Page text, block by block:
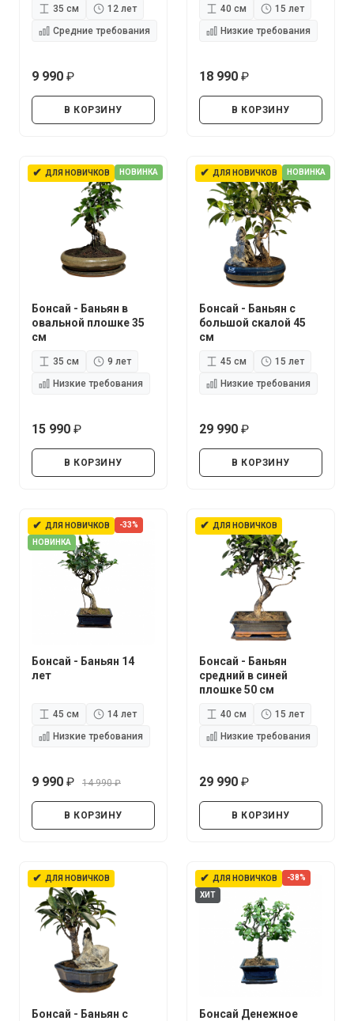
35 см
12 лет
Средние требования
9 990
В КОРЗИНУ
40 см
15 лет
Низкие требования
18 990
В КОРЗИНУ
✔ ДЛЯ НОВИЧКОВ НОВИНКА
Бонсай - Баньян в
овальной плошке 35
см
35 см
9 лет
Низкие требования
15 990
В КОРЗИНУ
✔ ДЛЯ НОВИЧКОВ НОВИНКА
Бонсай - Баньян с
большой скалой 45
см
45 см
15 лет
Низкие требования
29 990
В КОРЗИНУ
✔ ДЛЯ НОВИЧКОВ
-33%
НОВИНКА
Бонсай - Баньян 14
лет
45 см
14 лет
Низкие требования
9 990
14 990
В КОРЗИНУ
✔ ДЛЯ НОВИЧКОВ
Бонсай - Баньян
средний в синей
плошке 50 см
40 см
15 лет
Низкие требования
29 990
В КОРЗИНУ
✔ ДЛЯ НОВИЧКОВ
Бонсай - Баньян с
✔ ДЛЯ НОВИЧКОВ
-38%
ХИТ
Бонсай Денежное